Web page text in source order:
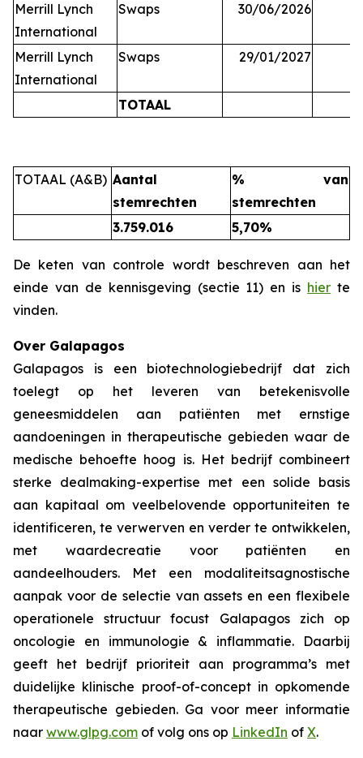
Merrill Lynch
International
Swaps 30/06/2026
Merrill Lynch
International
Swaps 29/01/2027
TOTAAL
TOTAAL (A&B) Aantal
stemrechten
% van
stemrechten
3.759.016
5,70%
De keten van controle wordt beschreven aan het
einde van de kennisgeving (sectie 11) en is hier te
vinden.
Over Galapagos
Galapagos is een biotechnologiebedrijf dat zich
toelegt op het leveren van betekenisvolle
geneesmiddelen aan patiënten met ernstige
aandoeningen in therapeutische gebieden waar de
medische behoefte hoog is. Het bedrijf combineert
sterke dealmaking-expertise met een solide basis
aan kapitaal om veelbelovende opportuniteiten te
identificeren, te verwerven en verder te ontwikkelen,
met waardecreatie voor patiënten en
aandeelhouders. Met een modaliteitsagnostische
aanpak voor de selectie van assets en een flexibele
operationele structuur focust Galapagos zich op
oncologie en immunologie & inflammatie. Daarbij
geeft het bedrijf prioriteit aan programma’s met
duidelijke klinische proof-of-conceptin opkomende
therapeutische gebieden. Ga voor meer informatie
naar www.glpg.com of volg ons op LinkedIn of X.